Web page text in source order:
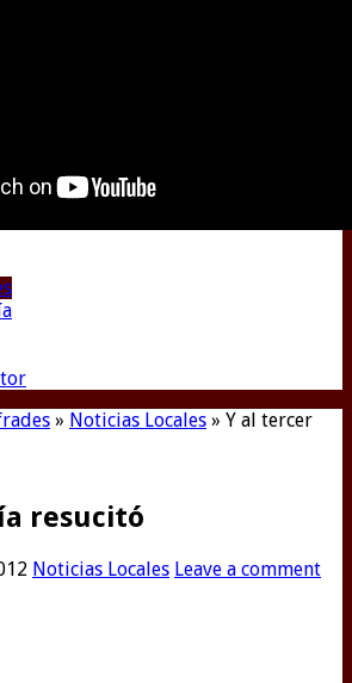
» Noticias Locales » Y al tercer
resucitó
Noticias Locales Leave a comment